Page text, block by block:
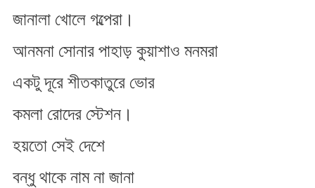
জানালা খোলে গল্পেরা।
আনমনা সোনার পাহাড় কুয়াশাও মনমরা
একটু দূরে শীতকাতুরে ভোর
কমলা রোদের স্টেশন।
হ​য়তো সেই দেশে
বন্ধু থাকে নাম না জানা